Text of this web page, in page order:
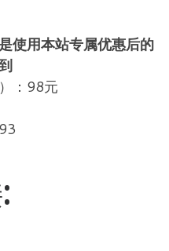
使用本站专属优惠后的
：98元